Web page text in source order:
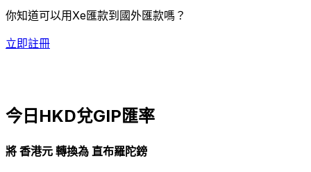
你知道可以用Xe匯款到國外匯款嗎？
立即註冊
今日HKD兌GIP匯率
將 香港元 轉換為 直布羅陀鎊